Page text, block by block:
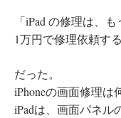
「iPad の修理は、も
1万円で修理依頼す
だった。
iPhoneの画面修理は
iPadは、画面パネル